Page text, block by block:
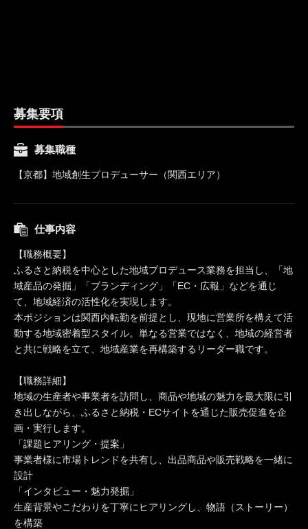
募集要項
募集職種
【京都】地域創生プロデューサー（関西エリア）
仕事内容
【職務概要】
ふるさと納税を中心とした地域プロデュース業務を担当し、「地
域産品の発掘」「ブランディング」「EC・広報」などを通じ
て、地域経済の活性化を実現します。
本ポジションは関西内転勤を前提とし、現地に営業所を構えて活
動する地域密着型スタイル。単なる営業ではなく、地域の経営者
と共に戦略を立て、地域産業を再構築するリーダー職です。
【職務詳細】
地域の生産者や事業者を訪問し、商品や地域の魅力を最大限に引
き出しながら、ふるさと納税・ECサイトを通じた販売促進を企
画・実行します。
「課題ヒアリング・提案」
事業者様に市場トレンドを共有し、出品商品や販売戦略を一緒に
設計
「インタビュー・魅力発掘」
生産背景やこだわりを丁寧にヒアリングし、物語（ストーリー）
を構築